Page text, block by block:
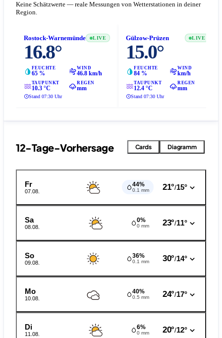
Keine Schätzwerte — reale Messungen von Wetterstationen in deiner
Region.
Rostock-Warnemünde LIVE
16.8°
FEUCHTE
65 %
WIND
46.8 km/h
TAUPUNKT
10.3 °C
REGEN
mm
Stand 07:30 Uhr
Gülzow-Prüzen LIVE
15.0°
FEUCHTE
84 %
WIND
km/h
TAUPUNKT
12.4 °C
REGEN
mm
Stand 07:30 Uhr
12-Tage-Vorhersage Cards Diagramm
Fr
07.08.
44%
0.1 mm 21°/15°
Sa
08.08.
0%
0 mm 23°/11°
So
09.08.
36%
0.1 mm 30°/14°
Mo
10.08.
40%
0.5 mm 24°/17°
Di
11.08.
6%
0 mm 20°/12°